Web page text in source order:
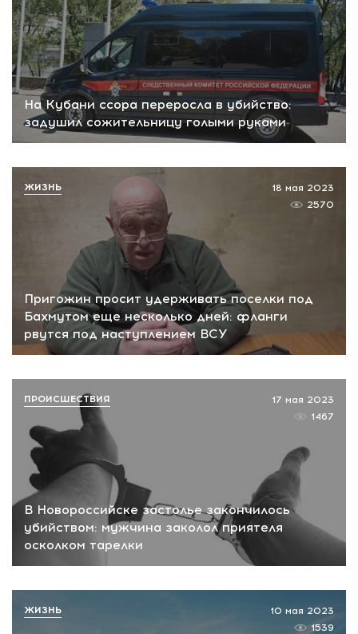
На Кубани ссора переросла в убийство:
задушил сожительницу голыми руками
Пригожин просит удерживать поселки под
Бахмутом еще несколько дней: фланги
рвутся под наступлением ВСУ
18 мая 2023
2570
ЖИЗНЬ
В Новороссийске застолье закончилось
убийством: мужчина заколол приятеля
осколком тарелки
17 мая 2023
1467
ПРОИСШЕСТВИЯ
10 мая 2023
1539
ЖИЗНЬ